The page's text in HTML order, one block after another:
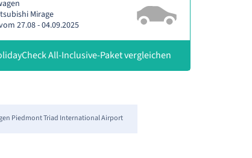
Mirage
27.08 - 04.09.2025
All-Inclusive-Paket vergleichen
Piedmont Triad International Airport